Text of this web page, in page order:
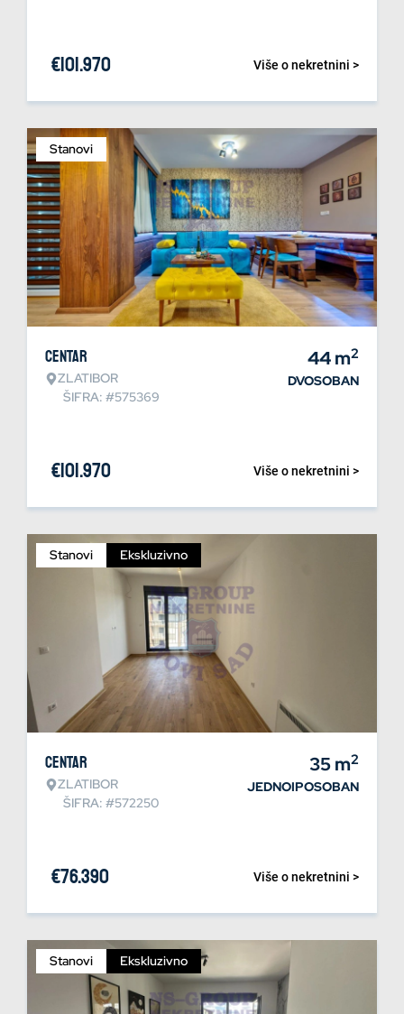
Više o nekretnini >
€101.970
Stanovi
Centar
ZLATIBOR
ŠIFRA: #575369
44m2
DVOSOBAN
Više o nekretnini >
€101.970
Stanovi Ekskluzivno
Centar
ZLATIBOR
ŠIFRA: #572250
35m2
JEDNOIPOSOBAN
Više o nekretnini >
€76.390
Stanovi Ekskluzivno